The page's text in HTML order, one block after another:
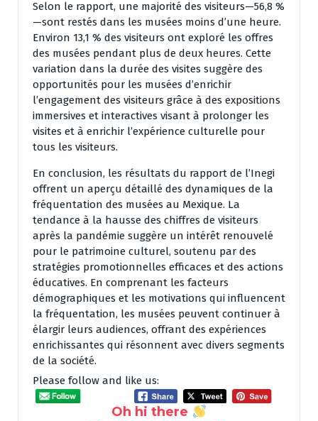
Selon le rapport, une majorité des visiteurs—56,8 %
—sont restés dans les musées moins d’une heure.
Environ 13,1 % des visiteurs ont exploré les offres
des musées pendant plus de deux heures. Cette
variation dans la durée des visites suggère des
opportunités pour les musées d’enrichir
l’engagement des visiteurs grâce à des expositions
immersives et interactives visant à prolonger les
visites et à enrichir l’expérience culturelle pour
tous les visiteurs.
En conclusion, les résultats du rapport de l’Inegi
offrent un aperçu détaillé des dynamiques de la
fréquentation des musées au Mexique. La
tendance à la hausse des chiffres de visiteurs
après la pandémie suggère un intérêt renouvelé
pour le patrimoine culturel, soutenu par des
stratégies promotionnelles efficaces et des actions
éducatives. En comprenant les facteurs
démographiques et les motivations qui influencent
la fréquentation, les musées peuvent continuer à
élargir leurs audiences, offrant des expériences
enrichissantes qui résonnent avec divers segments
de la société.
Please follow and like us:
Oh hi there